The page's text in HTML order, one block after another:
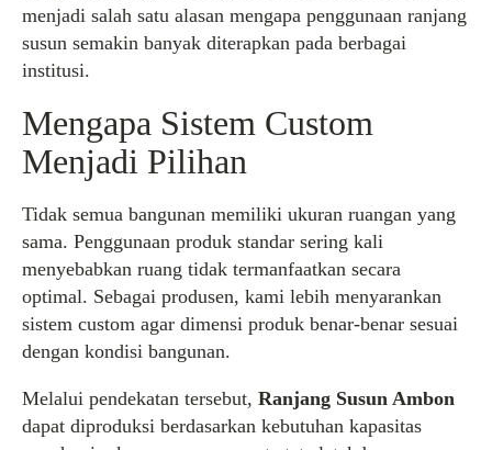
menjadi salah satu alasan mengapa penggunaan ranjang
susun semakin banyak diterapkan pada berbagai
institusi.
Mengapa Sistem Custom
Menjadi Pilihan
Tidak semua bangunan memiliki ukuran ruangan yang
sama. Penggunaan produk standar sering kali
menyebabkan ruang tidak termanfaatkan secara
optimal. Sebagai produsen, kami lebih menyarankan
sistem custom agar dimensi produk benar-benar sesuai
dengan kondisi bangunan.
Melalui pendekatan tersebut, Ranjang Susun Ambon
dapat diproduksi berdasarkan kebutuhan kapasitas